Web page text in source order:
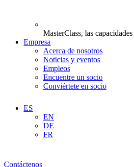
MasterClass, las
Empresa
Acerca de nosotros
Noticias y eventos
Empleos
Encuentre un socio
Conviértete en socio
ES
EN
DE
FR
Contáctenos